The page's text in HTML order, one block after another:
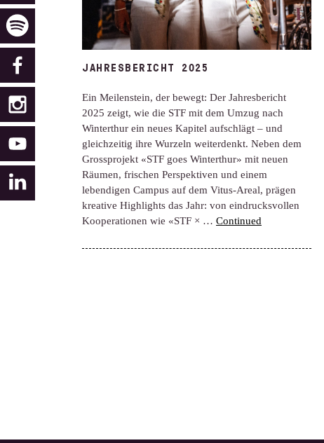
JAHRESBERICHT 2025
Ein Meilenstein, der bewegt: Der Jahresbericht
2025 zeigt, wie die STF mit dem Umzug nach
Winterthur ein neues Kapitel aufschlägt – und
gleichzeitig ihre Wurzeln weiterdenkt. Neben dem
Grossprojekt «STF goes Winterthur» mit neuen
Räumen, frischen Perspektiven und einem
lebendigen Campus auf dem Vitus-Areal, prägen
kreative Highlights das Jahr: von eindrucksvollen
Kooperationen wie «STF × … Continued